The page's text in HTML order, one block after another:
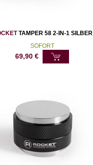
TAMPER 58 2-IN-1 SILBER
SOFORT
69,90 €